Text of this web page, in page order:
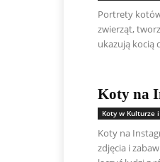
Portrety
zwierząt,
ukazują kocią
Koty na
Koty w Kulturze
Koty na
zdjęcia i